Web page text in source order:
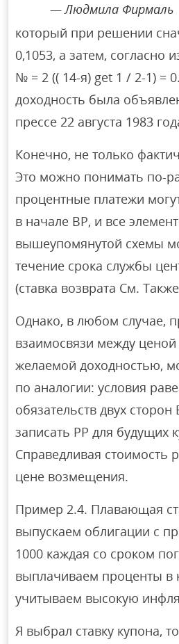
Людмила Фирмаль
который при решении
0,1053, а затем, согласно
№ = 2 (( 14-я) get 1 / 2-1) =
доходность была
прессе 22 августа 1983
Конечно, не только
Это можно понимать по-
процентные платежи
в начале BP, и все
вышеупомянутой схемы
течение срока службы
(ставка возврата См.
Однако, в любом случае,
взаимосвязи между ценой
желаемой доходностью,
по аналогии: условия
обязательств двух
записать PP для будущих
Справедливая стоимость
цене возмещения.
Пример 2.4. Плавающая
выпускаем облигации с
1000 каждая со сроком
выплачиваем проценты в
учитываем высокую
Я выбрал ставку купона,